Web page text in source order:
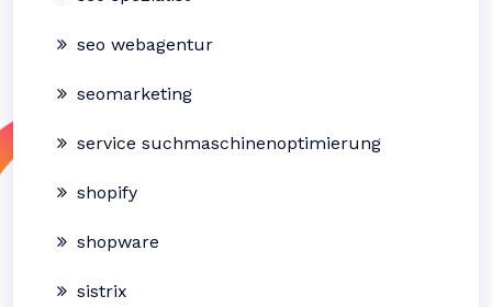
seo webagentur
seomarketing
service suchmaschinenoptimierung
shopify
shopware
sistrix